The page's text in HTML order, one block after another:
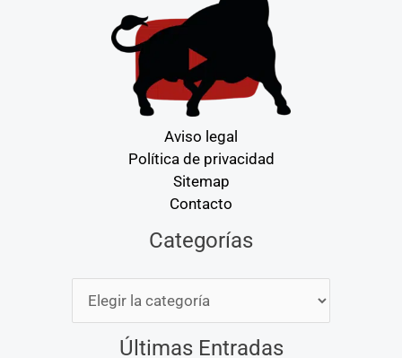
Aviso legal
Política de privacidad
Sitemap
Contacto
Categorías
Últimas Entradas